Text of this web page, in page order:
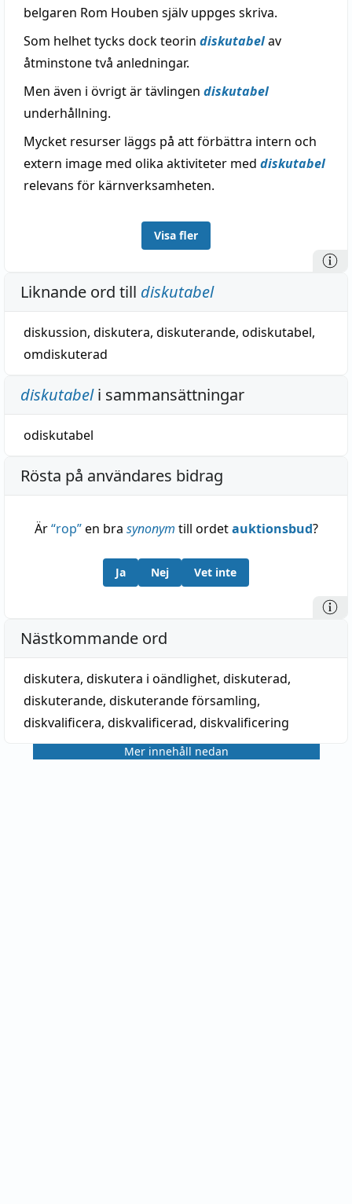
belgaren Rom Houben själv uppges skriva.
Som helhet tycks dock teorin diskutabelav
åtminstone två anledningar.
Men även i övrigt är tävlingen diskutabel
underhållning.
Mycket resurser läggs på att förbättra intern och
extern image med olika aktiviteter med diskutabel
relevans för kärnverksamheten.
Visa fler
Liknande ord till diskutabel
diskussion, diskutera, diskuterande, odiskutabel,
omdiskuterad
diskutabeli sammansättningar
odiskutabel
Rösta på användares bidrag
Är“rop”en bra synonym till ordetauktionsbud?
Ja Nej Vet inte
Nästkommande ord
diskutera, diskutera i oändlighet, diskuterad,
diskuterande, diskuterande församling,
diskvalificera, diskvalificerad, diskvalificering
Mer innehåll nedan